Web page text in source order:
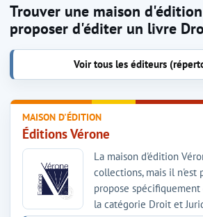
Trouver une maison
proposer d'éditer un livre
Voir tous les éditeurs
MAISON D'ÉDITION
Éditions Vérone
La maison d'édition
collections, mais il n'est
propose spécifiquement
la catégorie Droit et